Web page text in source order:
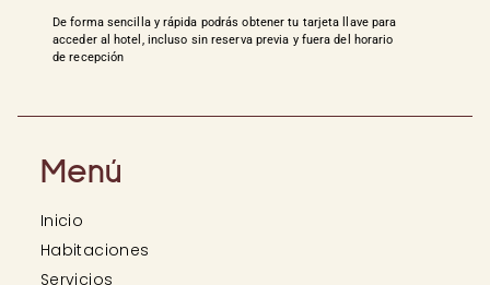
De forma sencilla y rápida podrás obtener tu tarjeta llave para
acceder al hotel, incluso sin reserva previa y fuera del horario
de recepción
Menú
Inicio
Habitaciones
Servicios